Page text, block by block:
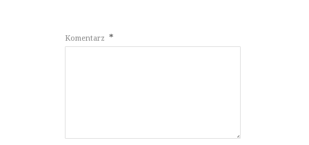
Komentarz *